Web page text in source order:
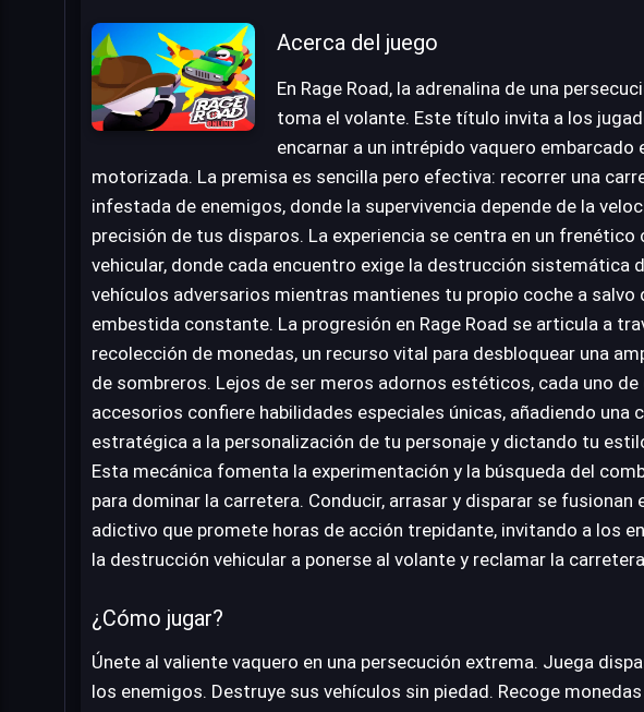
Acerca del juego
En Rage Road, la adrenalina de una
toma el volante. Este título invita a los
encarnar a un intrépido vaquero embarcado
motorizada. La premisa es sencilla pero efectiva: recorrer una
infestada de enemigos, donde la supervivencia depende de la
precisión de tus disparos. La experiencia se centra en un frenético
vehicular, donde cada encuentro exige la destrucción sistemática
vehículos adversarios mientras mantienes tu propio coche a salvo
embestida constante. La progresión en Rage Road se articula a
recolección de monedas, un recurso vital para desbloquear una
de sombreros. Lejos de ser meros adornos estéticos, cada uno
accesorios confiere habilidades especiales únicas, añadiendo una
estratégica a la personalización de tu personaje y dictando tu
Esta mecánica fomenta la experimentación y la búsqueda del
para dominar la carretera. Conducir, arrasar y disparar se fusionan
adictivo que promete horas de acción trepidante, invitando a los
la destrucción vehicular a ponerse al volante y reclamar la
¿Cómo jugar?
Únete al valiente vaquero en una persecución extrema. Juega
los enemigos. Destruye sus vehículos sin piedad. Recoge